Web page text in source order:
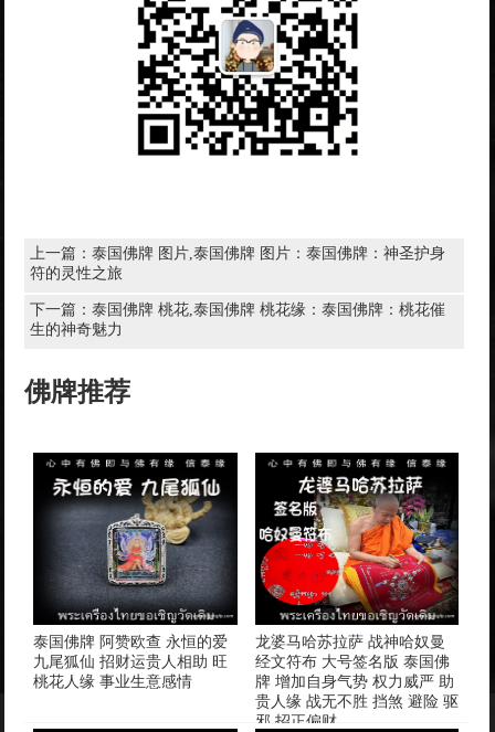
上一篇：泰国佛牌 图片,泰国佛牌 图片：泰国佛牌：神圣护身
符的灵性之旅
下一篇：泰国佛牌 桃花,泰国佛牌 桃花缘：泰国佛牌：桃花催
生的神奇魅力
佛牌推荐
泰国佛牌 阿赞欧查 永恒的爱
九尾狐仙 招财运贵人相助 旺
桃花人缘 事业生意感情
龙婆马哈苏拉萨 战神哈奴曼
经文符布 大号签名版 泰国佛
牌 增加自身气势 权力威严 助
贵人缘 战无不胜 挡煞 避险 驱
邪 招正偏财